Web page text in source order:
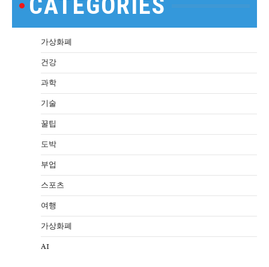
가상화폐
건강
과학
기술
꿀팁
도박
부업
스포츠
여행
가상화폐
AI